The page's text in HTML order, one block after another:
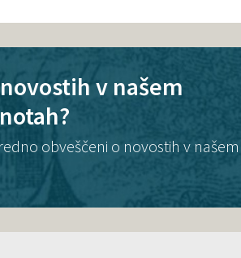
v našem
obveščeni o novostih v našem